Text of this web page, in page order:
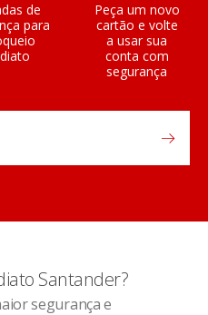
de
para
Peça um novo
cartão e volte
a usar sua
conta com
segurança
Santander?
segurança e